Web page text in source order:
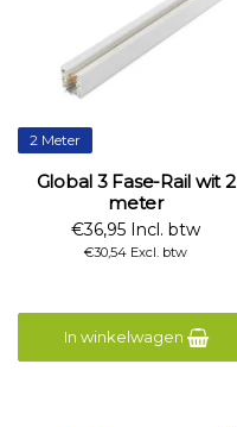
2 Meter
Global 3 Fase-Rail wit 2
meter
€36,95 Incl. btw
€30,54 Excl. btw
In winkelwagen